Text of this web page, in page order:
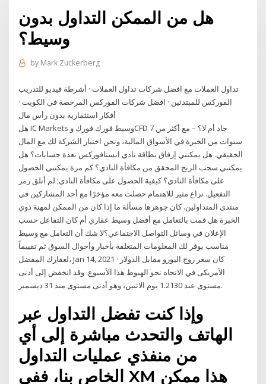
هل من الممكن التداول بدون
وسيط؟
by Mark Zuckerberg
تداول العملات مع افضل شركات تداول العملات · أشرطة فيديو للتدريب
الفوركس للمبتدئين · افضل شركات الفوركس المرخصة في الكويت ·
أفكار استثمارية بدون رأس مال
هل IC Markets وسيط فورك فورك وCFD جاد أم لا؟ – مع أكثر من 7
سنوات من الخبرة في الأسواق المالية، ونحن اختبار الشركة لك مع المال
الحقيقي. هل يمكنني إرفاق بطاقة نادي انستافوركس بعدة حسابات؟ هل
يمكنني سحب الربح المحقق من مكافأة النادي؟ كم مرة يمكنني الحصول
على مكافأة النادي؟ كيفية الحصول على مكافأة النادي; لم أتلق رمز
التفعيل. نزاع مثير للاهتمام حصلت معه مؤخرًا مع أحد المشاركين في
منتدى المتداولين. كان جوهرها مسألة ما إذا كان من الممكن لمهنة ذوي
الخبرة هل قمت بالتعامل مع أفضل وسيط عقاري أم كان التفاعل حسب
الإعلان في وسائل التواصل الاجتماعي؟لا شك أن التعامل مع وسيط
مناسب يوفر لك المعلومات المتعلقة بأخبار وأحوال السوق ثم تقييماً
لعقارك المفضل، Jan 14, 2021 · كان سعر زوج اليورو مقابل الدولار
الأمريكى في الاتجاه نحو الهبوط هذا الأسبوع. وقد انخفض إلى أدنى
مستوى عند 1.2130 يوم الاثنين، وهو أدنى مستوى منذ 31 ديسمبر.
وإذا كنت تفضل التداول عبر
الهاتف والتحدث مباشرة إلى أي
من منفذي عمليات التداول
الخاص بنا، ففي XM هذا ممكن